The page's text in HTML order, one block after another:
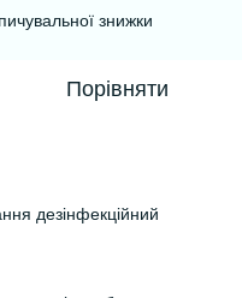
знижки
Порівняти
дезінфекційний